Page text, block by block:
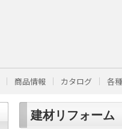
商品情報 カタログ 各
建材リフォーム